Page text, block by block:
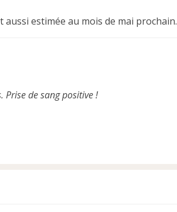
aussi estimée au mois de mai prochain.
de sang positive !